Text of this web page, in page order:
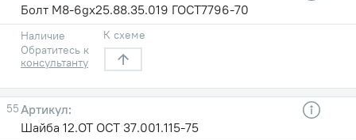
Болт М8-6gх25.88.35.019 ГОСТ7796-70
Наличие
Обратитесь к
консультанту
К схеме
55
Шайба 12.ОТ ОСТ 37.001.115-75